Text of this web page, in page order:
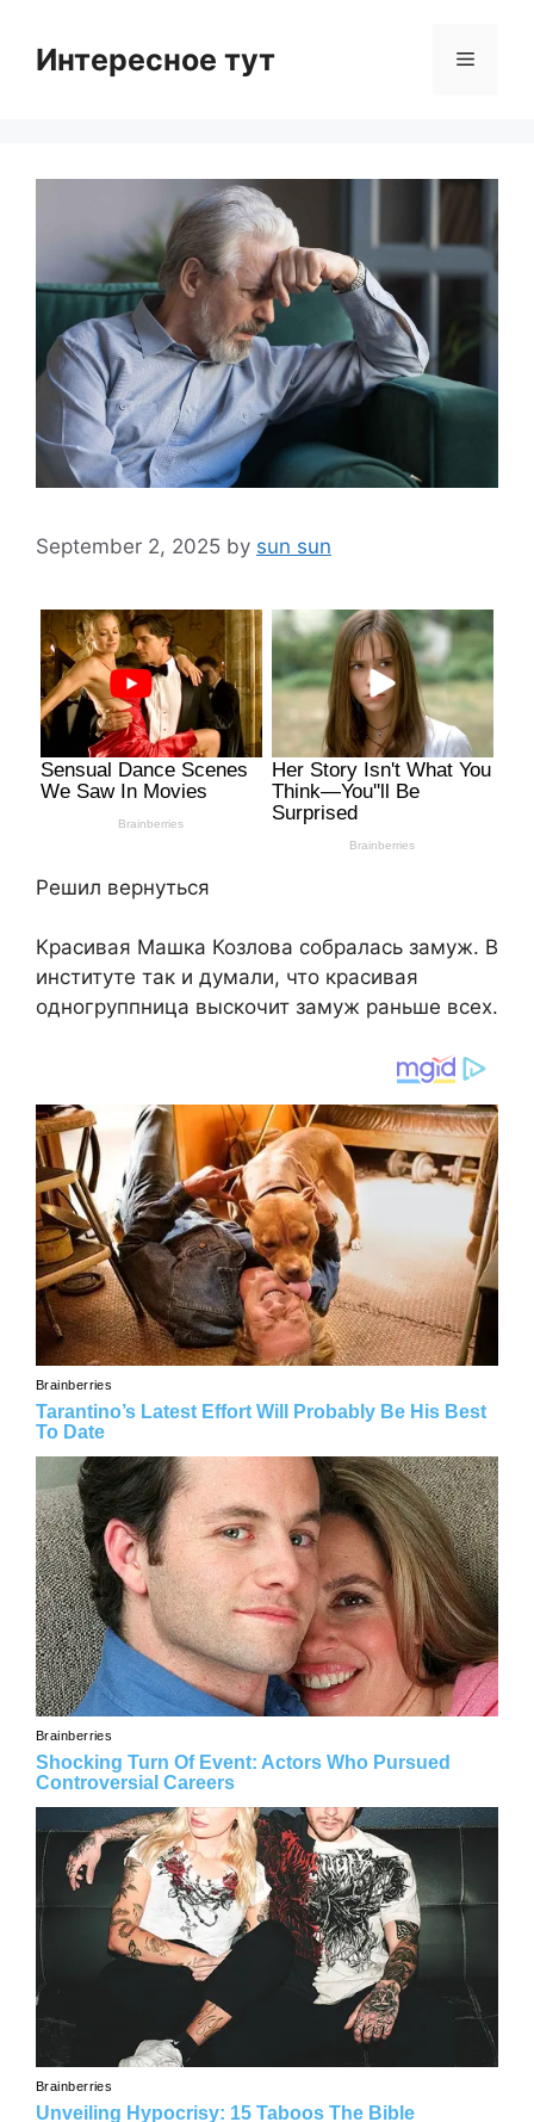
contentИнтересное тут Menu
September 2, 2025 by sun sun
Решил вернуться
Красивая Машка Козлова собралась замуж. В
институте так и думали, что красивая
одногруппница выскочит замуж раньше всех.